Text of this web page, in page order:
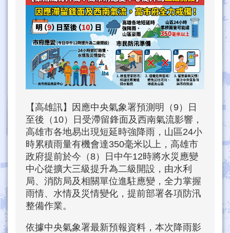
【高雄訊】因應中央氣象署預測明（9）日
至後（10）日受滯留鋒面及西南氣流影響，
高雄市各地易出現短延時強降雨，山區24小
時累積雨量有機會達350毫米以上，高雄市
政府提前於今（8）日中午12時將水災應變
中心從擴大三級提升為二級開設，由水利
局、消防局及相關單位進駐應變，全力掌握
雨情、水情及災情變化，提前部署各項防汛
整備作業。
依據中央氣象署最新預報資料，本次降雨影